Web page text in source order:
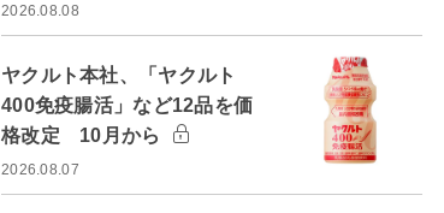
2026.08.08
ヤクルト本社、「ヤクルト
400免疫腸活」など12品を価
格改定 10月から
2026.08.07